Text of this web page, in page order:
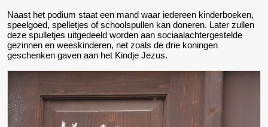
Naast het podium staat een mand waar iedereen kinderboeken,
speelgoed, spelletjes of schoolspullen kan doneren. Later zullen
deze spulletjes uitgedeeld worden aan sociaalachtergestelde
gezinnen en weeskinderen, net zoals de drie koningen
geschenken gaven aan het Kindje Jezus.